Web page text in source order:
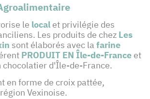
le local et privilégie des
Les produits de chez Les
sont élaborés avec la farine
PRODUIT EN Île-de-France et
chocolatier d'Île-de-France.
en forme de croix pattée,
Vexinoise.